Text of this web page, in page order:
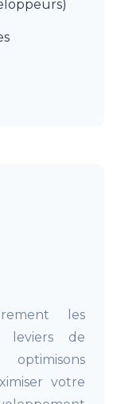
les
leviers de
votre